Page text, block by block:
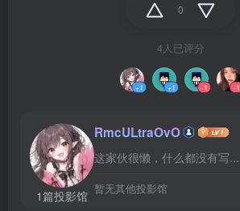
0
4人已评分
+1 +1 -1 -1
1篇投影馆
RmcULtraOvO
这家伙很懒，什么都没有写...
暂无其他投影馆